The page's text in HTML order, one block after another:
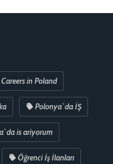
Careers in Poland
Polonya`da İŞ
is ariyorum
Öğrenci İş İlanları